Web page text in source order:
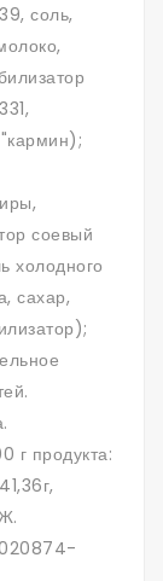
соль,
соевый
холодного
сахар,
г продукта: